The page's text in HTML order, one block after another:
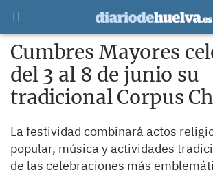
Cumbres Mayores
del 3 al 8 de junio su
tradicional Corpus
La festividad combinará actos
popular, música y actividades
de las celebraciones más